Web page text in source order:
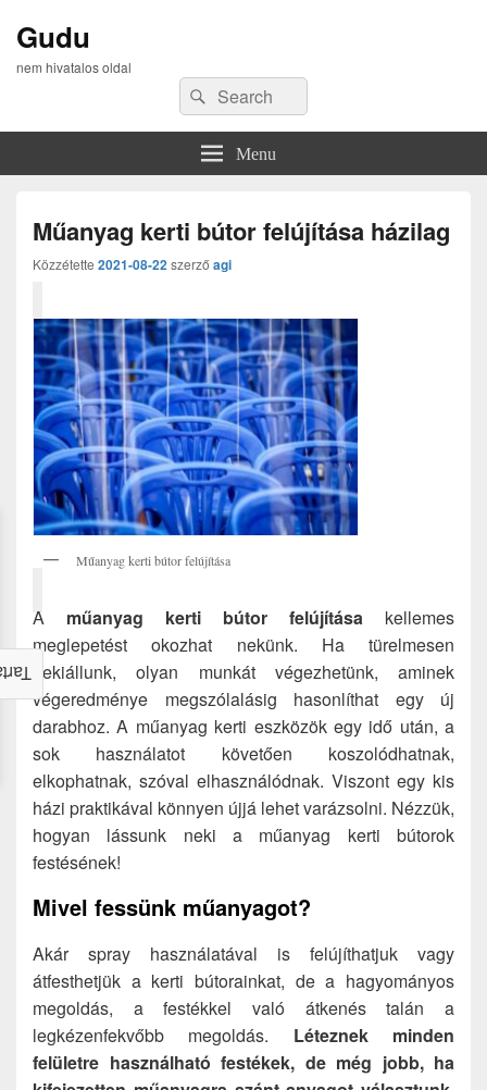
Gudu
nem hivatalos oldal
Search
for:
Search
Menu
Műanyag kerti bútor felújítása házilag
Közzétette 2021-08-22szerző agi
Műanyag kerti bútor felújítása
A műanyag kerti bútor felújítása kellemes
meglepetést okozhat nekünk. Ha türelmesen
nekiállunk, olyan munkát végezhetünk, aminek
végeredménye megszólalásig hasonlíthat egy új
darabhoz. A műanyag kerti eszközök egy idő után, a
sok használatot követően koszolódhatnak,
elkophatnak, szóval elhasználódnak. Viszont egy kis
házi praktikával könnyen újjá lehet varázsolni. Nézzük,
hogyan lássunk neki a műanyag kerti bútorok
festésének!
Mivel fessünk műanyagot?
Akár spray használatával is felújíthatjuk vagy
átfesthetjük a kerti bútorainkat, de a hagyományos
megoldás, a festékkel való átkenés talán a
legkézenfekvőbb megoldás. Léteznek minden
felületre használható festékek, de még jobb, ha